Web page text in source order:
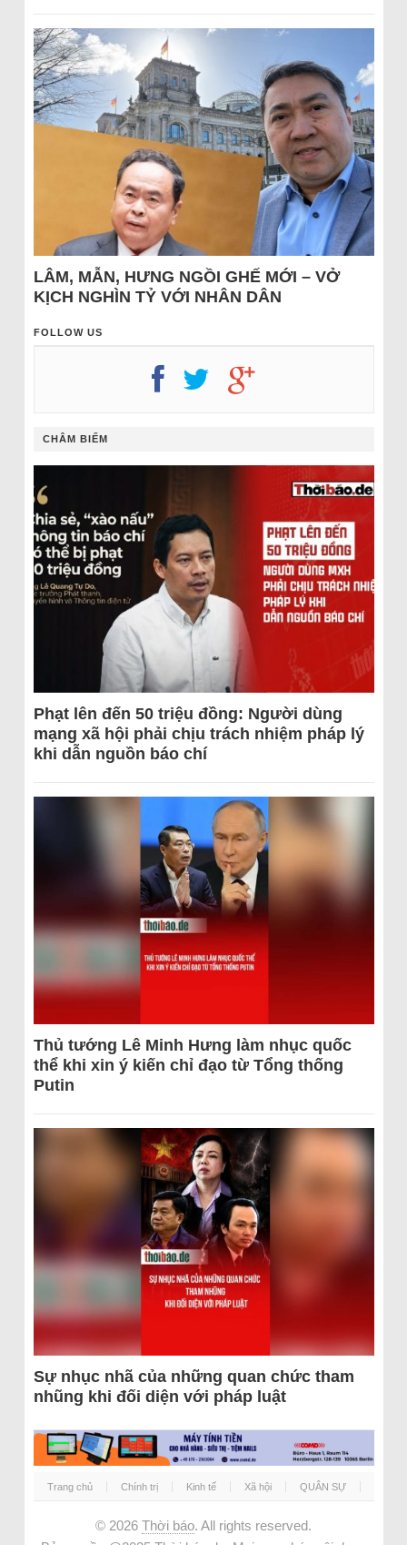
LÂM, MẪN, HƯNG NGỒI GHẾ MỚI – VỞ
KỊCH NGHÌN TỶ VỚI NHÂN DÂN
FOLLOW US
CHÂM BIẾM
Phạt lên đến 50 triệu đồng: Người dùng
mạng xã hội phải chịu trách nhiệm pháp lý
khi dẫn nguồn báo chí
Thủ tướng Lê Minh Hưng làm nhục quốc
thể khi xin ý kiến chỉ đạo từ Tổng thống
Putin
Sự nhục nhã của những quan chức tham
nhũng khi đối diện với pháp luật
Trang chủ Chính trị Kinh tế Xã hội QUÂN SỰ
© 2026 Thời báo. All rights reserved.